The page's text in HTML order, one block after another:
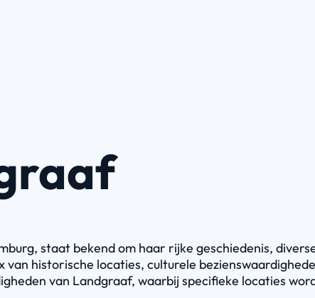
staat bekend om haar rijke geschiedenis,
historische locaties, culturele
van Landgraaf, waarbij specifieke locaties